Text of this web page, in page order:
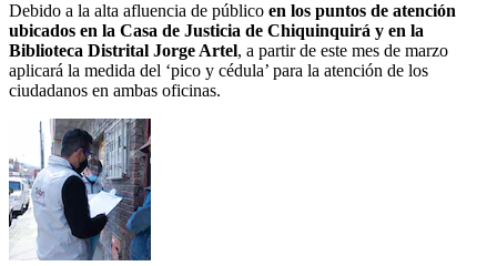
Debido a la alta afluencia de público en los puntos de atención
ubicados en la Casa de Justicia de Chiquinquirá y en la
Biblioteca Distrital Jorge Artel, a partir de este mes de marzo
aplicará la medida del ‘pico y cédula’ para la atención de los
ciudadanos en ambas oficinas.